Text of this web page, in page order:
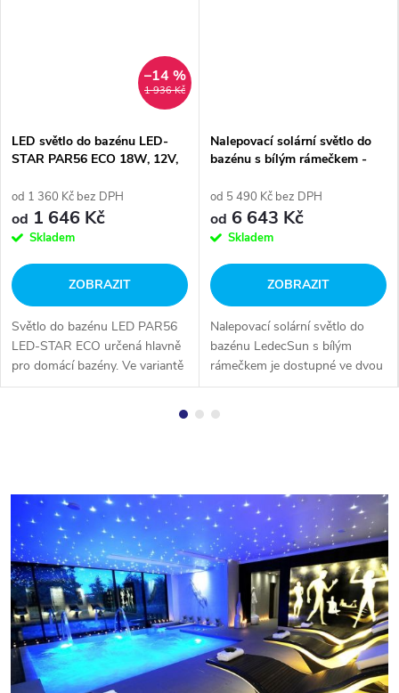
1 936 Kč
–14 %
LED světlo do bazénu LED-
STAR PAR56 ECO 18W, 12V,
od 1 360 Kč bez DPH
od 1 646 Kč
Skladem
ZOBRAZIT
Světlo do bazénu LED PAR56
LED-STAR ECO určená hlavně
pro domácí bazény. Ve variantě
studená nebo teplá
Nalepovací solární světlo do
bazénu s bílým rámečkem -
od 5 490 Kč bez DPH
od 6 643 Kč
Skladem
ZOBRAZIT
Nalepovací solární světlo do
bazénu LedecSun s bílým
rámečkem je dostupné ve dvou
variantách barvy světla: denní
zabudovaný bazén a chcete jej